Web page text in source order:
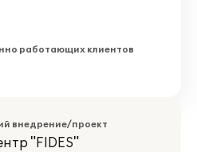
работающих клиентов
внедрение/проект
"FIDES"